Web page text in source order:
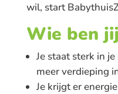
wil, start
Wie ben
Je staat sterk in
meer verdieping
Je krijgt er